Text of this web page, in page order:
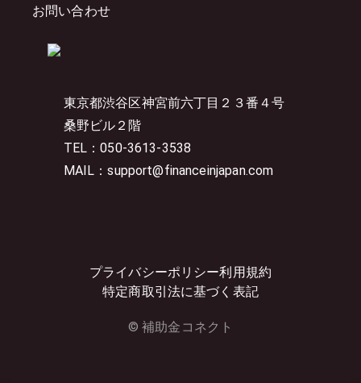
東京都渋谷区神宮前六丁目２３番４号
桑野ビル２階
TEL：050-3613-3538
MAIL：support@financeinjapan.com
プライバシーポリシー利用規約
特定商取引法に基づく表記
© 補助金コネクト
お問い合わせ